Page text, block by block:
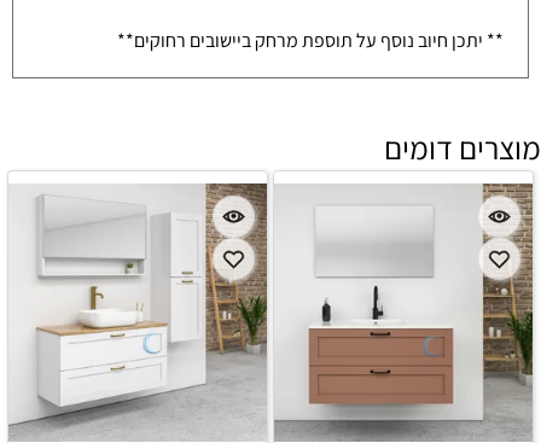
** יתכן חיוב נוסף על תוספת מרחק ביישובים רחוקים**
מוצרים דומים